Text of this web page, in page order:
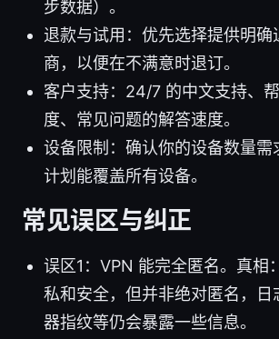
步数据）。
退款与试用：优先选择提供明确
商，以便在不满意时退订。
客户支持：24/7 的中文支持、
度、常见问题的解答速度。
设备限制：确认你的设备数量需
计划能覆盖所有设备。
常见误区与纠正
误区1：VPN 能完全匿名。真相
私和安全，但并非绝对匿名，日
器指纹等仍会暴露一些信息。